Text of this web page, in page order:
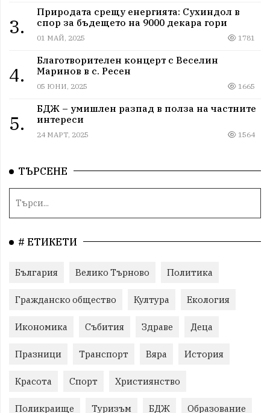
3.
Природата срещу енергията: Сухиндол в
спор за бъдещето на 9000 декара гори
01 МАЙ, 2025 1781
4.
Благотворителен концерт с Веселин
Маринов в с. Ресен
05 ЮНИ, 2025 1665
5.
БДЖ – умишлен разпад в полза на частните
интереси
24 МАРТ, 2025 1564
ТЪРСЕНЕ
# ЕТИКЕТИ
България Велико Търново Политика
Гражданско общество Култура Екология
Икономика Събития Здраве Деца
Празници Транспорт Вяра История
Красота Спорт Християнство
Поликраище Туризъм БДЖ Образование